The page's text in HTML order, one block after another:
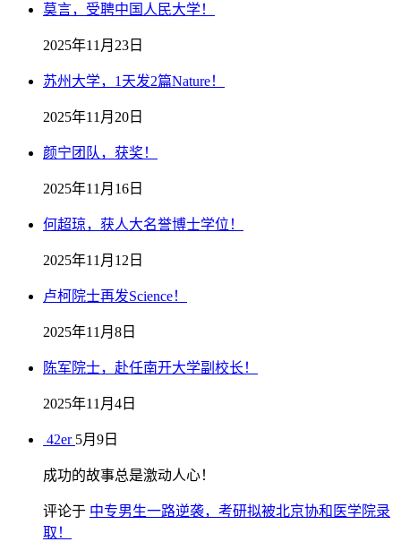
莫言，受聘中国人民大学！
2025年11月23日
苏州大学，1天发2篇Nature！
2025年11月20日
颜宁团队，获奖！
2025年11月16日
何超琼，获人大名誉博士学位！
2025年11月12日
卢柯院士再发Science！
2025年11月8日
陈军院士，赴任南开大学副校长！
2025年11月4日
42er 5月9日
成功的故事总是激动人心！
评论于 中专男生一路逆袭，考研拟被北京协和医学院录
取！